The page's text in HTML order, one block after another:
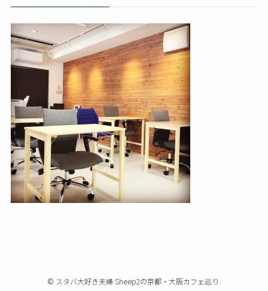
© スタバ大好き夫婦 Sheep2の京都・大阪カフェ巡り.